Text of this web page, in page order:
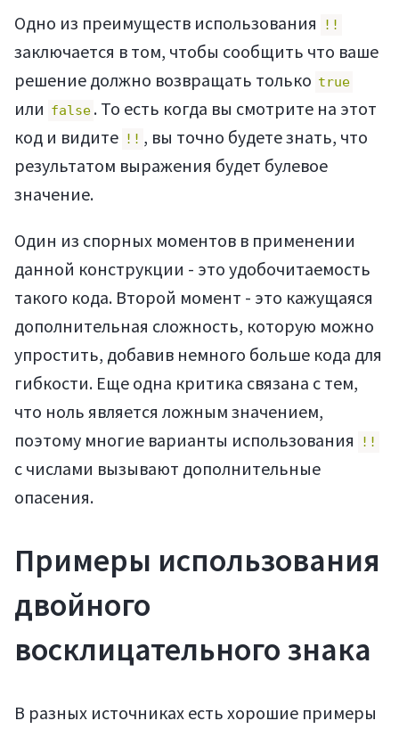
Статьи
Мануалы
Одно из преимуществ использования !!
заключается в том, чтобы сообщить что ваше
решение должно возвращать только true
или false . То есть когда вы смотрите на этот
код и видите !! , вы точно будете знать, что
результатом выражения будет булевое
значение.
Один из спорных моментов в применении
данной конструкции - это удобочитаемость
такого кода. Второй момент - это кажущаяся
дополнительная сложность, которую можно
упростить, добавив немного больше кода для
гибкости. Еще одна критика связана с тем,
что ноль является ложным значением,
поэтому многие варианты использования
!!
с числами вызывают дополнительные
опасения.
Примеры использования
двойного
восклицательного знака
В разных источниках есть хорошие примеры